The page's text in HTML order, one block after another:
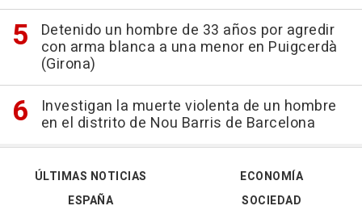
Detenido un hombre de 33 años por agredir
con arma blanca a una menor en Puigcerdà
(Girona)
Investigan la muerte violenta de un hombre
en el distrito de Nou Barris de Barcelona
ÚLTIMAS NOTICIAS
ESPAÑA
ECONOMÍA
SOCIEDAD